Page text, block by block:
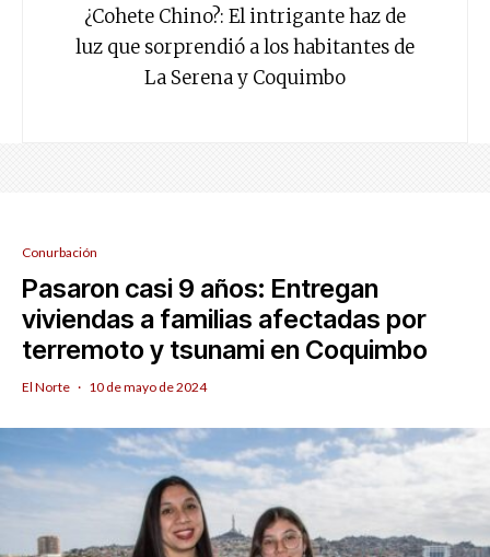
¿Cohete Chino?: El intrigante haz de
luz que sorprendió a los habitantes de
La Serena y Coquimbo
Conurbación
Pasaron casi 9 años: Entregan
viviendas a familias afectadas por
terremoto y tsunami en Coquimbo
El Norte · 10 de mayo de 2024